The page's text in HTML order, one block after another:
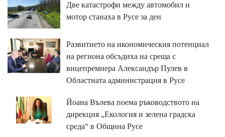
Две катастрофи между автомобил и
мотор станаха в Русе за ден
Развитието на икономическия потенциал
на региона обсъдиха на среща с
вицепремиера Александър Пулев в
Областната администрация в Русе
Йоана Вълева поема ръководството на
дирекция „Екология и зелена градска
среда“ в Община Русе